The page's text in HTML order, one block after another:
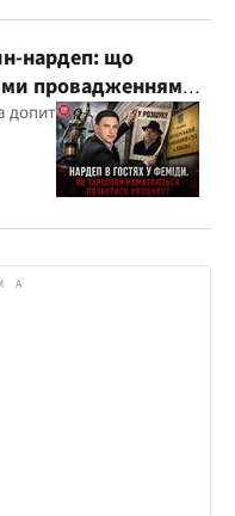
нардеп: що
провадженнями
допит